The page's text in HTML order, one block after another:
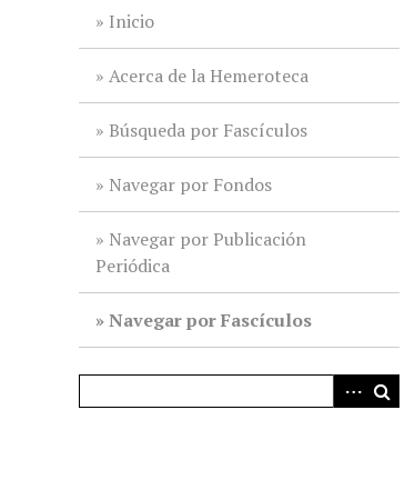
Inicio
Acerca de la Hemeroteca
Búsqueda por Fascículos
Navegar por Fondos
Navegar por Publicación
Periódica
Navegar por Fascículos